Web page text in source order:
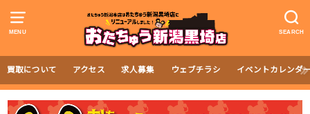
MENU SEARCH
買取について アクセス 求人募集 ウェブチラシ イベントカレンダ